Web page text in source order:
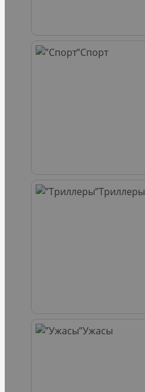
Спорт
Триллеры
Ужасы